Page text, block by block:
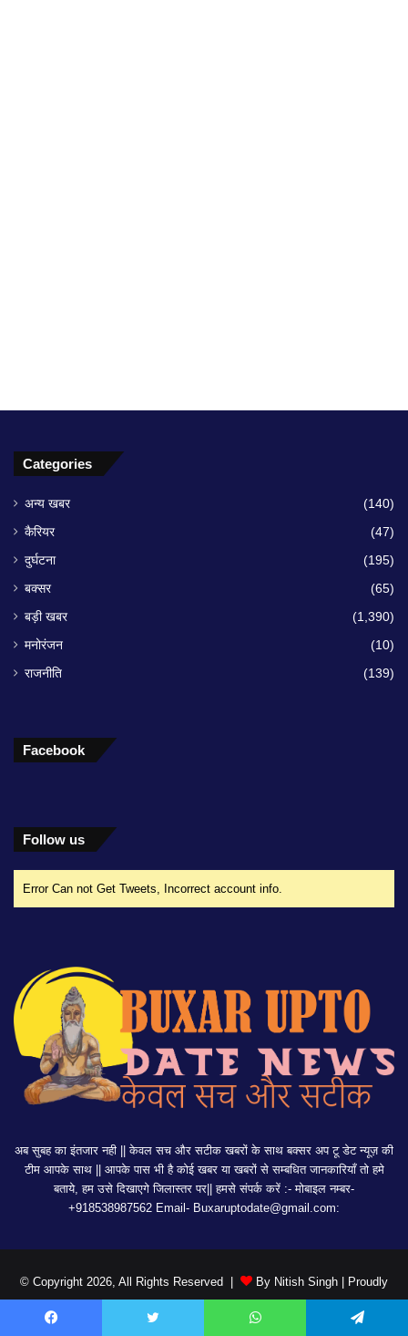
Categories
अन्य खबर (140)
कैरियर (47)
दुर्घटना (195)
बक्सर (65)
बड़ी खबर (1,390)
मनोरंजन (10)
राजनीति (139)
Facebook
Follow us
Error Can not Get Tweets, Incorrect account info.
अब सुबह का इंतजार नही || केवल सच और सटीक खबरों के साथ बक्सर अप टू डेट न्यूज़ की
टीम आपके साथ || आपके पास भी है कोई खबर या खबरों से सम्बधित जानकारियाँ तो हमे
बताये, हम उसे दिखाएगे जिलास्तर पर|| हमसे संपर्क करें :- मोबाइल नम्बर-
+918538987562 Email- Buxaruptodate@gmail.com:
© Copyright 2026, All Rights Reserved | By Nitish Singh | Proudly
Hosted by
DIGITAL DUKAN